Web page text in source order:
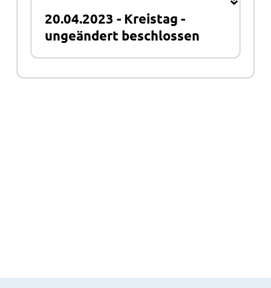
20.04.2023 - Kreistag -
ungeändert beschlossen